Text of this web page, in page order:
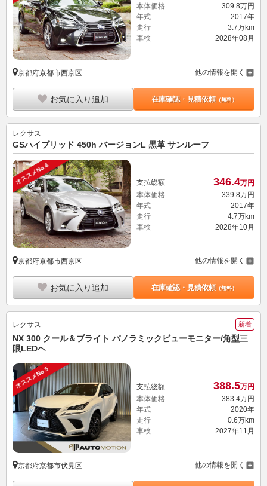
本体価格
309.8万円
年式
2017年
走行
3.7万km
車検
2028年08月
京都府京都市西京区 他の情報を開く
お気に入り追加 在庫確認・見積依頼（無料）
レクサス
GSハイブリッド 450h バージョンL 黒革 サンルーフ
オススメNo.4 支払総額 346.4万円
本体価格
339. 8万円
年式
2017年
走行
4.7万km
車検
2028年10月
京都府京都市西京区 他の情報を開く
お気に入り追加 在庫確認・見積依頼（無料）
レクサス 新着
NX 300 クール＆ブライト パノラミックビューモニター/角型三
眼LEDヘ
オススメNo.5 支払総額 388.5万円
本体価格
383.4万円
年式
2020年
走行
0.6万km
車検
2027年11月
京都府京都市伏見区 他の情報を開く